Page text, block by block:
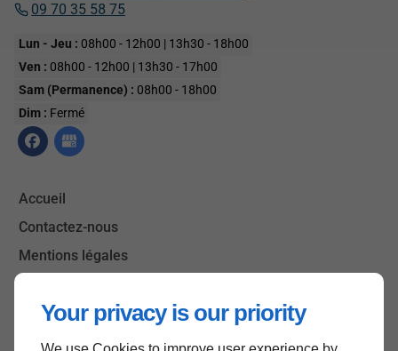
Your privacy is our priority
09 70 35 58 75
Lun - Jeu : 08h00 - 12h00 | 13h30 - 18h00
Ven : 08h00 - 12h00 | 13h30 - 17h00
Sam (Permanence) : 08h00 - 18h00
Dim : Fermé
Accueil
Contactez-nous
Mentions légales